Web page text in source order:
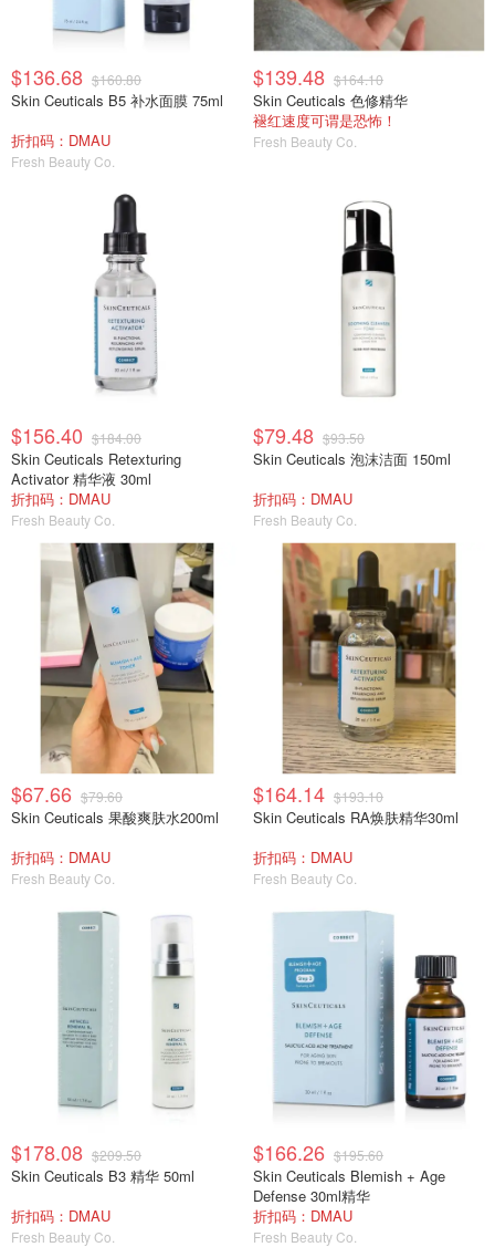
$136.68 $160.80
Skin Ceuticals B5 补水面膜 75ml
折扣码：DMAU
Fresh Beauty Co.
$139.48 $164.10
Skin Ceuticals 色修精华
褪红速度可谓是恐怖！
Fresh Beauty Co.
$156.40 $184.00
Skin Ceuticals Retexturing
Activator 精华液 30ml
折扣码：DMAU
Fresh Beauty Co.
$79.48 $93.50
Skin Ceuticals 泡沫洁面 150ml
折扣码：DMAU
Fresh Beauty Co.
$67.66 $79.60
Skin Ceuticals 果酸爽肤水200ml
折扣码：DMAU
Fresh Beauty Co.
$164.14 $193.10
Skin Ceuticals RA焕肤精华30ml
折扣码：DMAU
Fresh Beauty Co.
$178.08 $209.50
Skin Ceuticals B3 精华 50ml
折扣码：DMAU
Fresh Beauty Co.
$166.26 $195.60
Skin Ceuticals Blemish + Age
Defense 30ml精华
折扣码：DMAU
Fresh Beauty Co.